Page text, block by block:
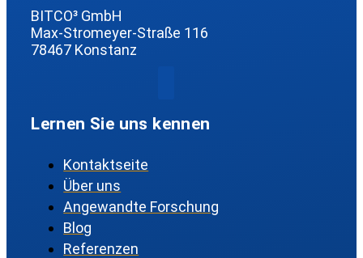
BITCO³ GmbH
Max-Stromeyer-Straße 116
78467 Konstanz
Lernen Sie uns kennen
Kontaktseite
Über uns
Angewandte Forschung
Blog
Referenzen